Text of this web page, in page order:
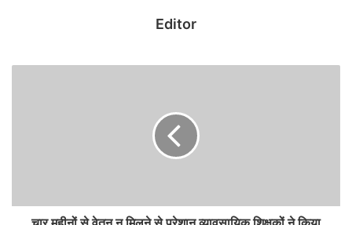
में तालाब से फिर निकला महुआ, गांव से 100 लीटर शराब जब्त
इसके तहत सकरी से पाली के बीच 53 किलोमीटर के दायरे में सीसीटीवी कमरे
स्थापना की गई है। इससे ओवरस्पीड वाहन चलाकर पहुंचने वाले वाहन चालकों को
एनएचएआइ के अधिकारी टोल प्लाजा में निर्धारित रफ्तार से अधिक तेज वाहन न
में होती है। साथ ही दूसरों की जान को हम जोखिम में डालते हैं। इसके अलावा
Editor